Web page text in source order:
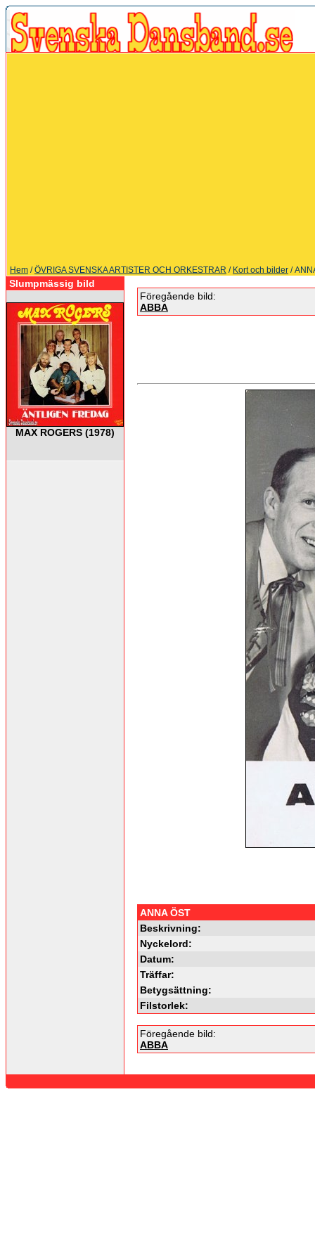
Hem /ÖVRIGA SVENSKA ARTISTER OCH ORKESTRAR / Kort och bilder /
Slumpmässig bild
MAX ROGERS (1978)
Föregående bild:
ABBA
ANNA ÖST
Beskrivning:
Nyckelord:
Datum:
Träffar:
Betygsättning:
Filstorlek:
Föregående bild:
ABBA